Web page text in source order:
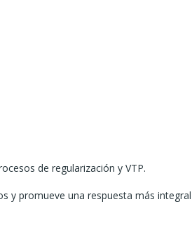
de regularización y VTP.
y promueve una respuesta más integral